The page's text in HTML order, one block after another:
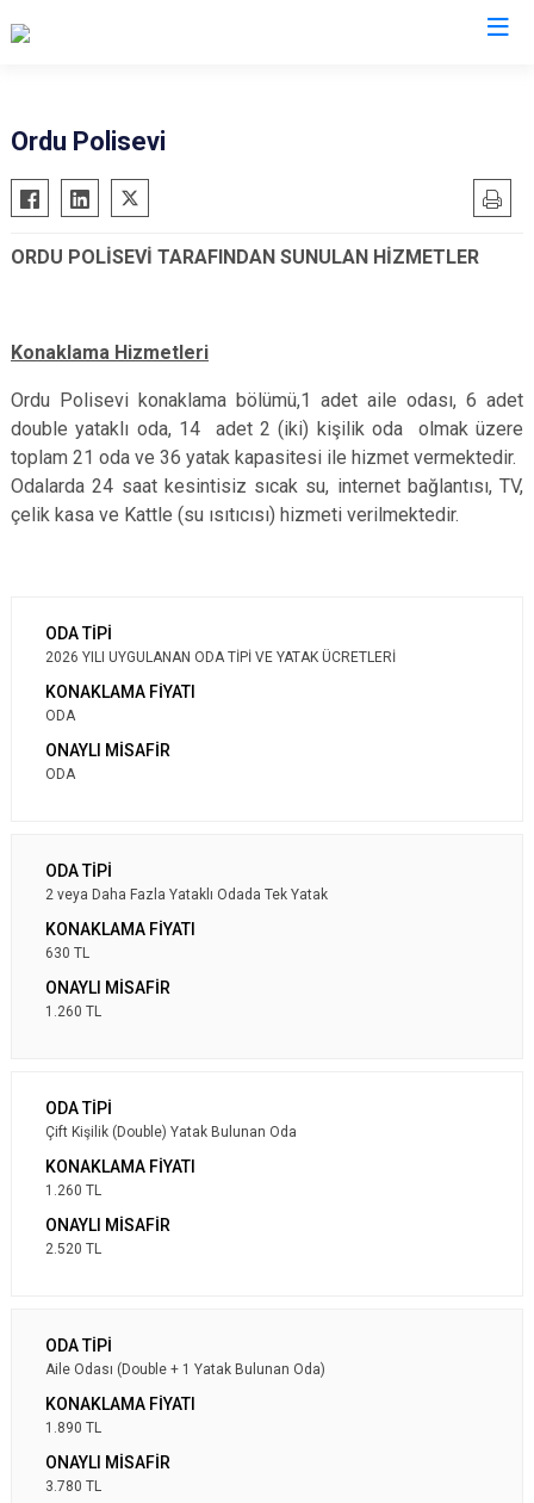
Ordu Polisevi
ORDU POLİSEVİ TARAFINDAN SUNULAN HİZMETLER
Konaklama Hizmetleri
Ordu Polisevi konaklama bölümü,1 adet aile odası, 6 adet
double yataklı oda, 14 adet 2 (iki) kişilik oda olmak üzere
toplam 21 oda ve 36 yatak kapasitesi ile hizmet vermektedir.
Odalarda 24 saat kesintisiz sıcak su, internet bağlantısı, TV,
çelik kasa ve Kattle (su ısıtıcısı) hizmeti verilmektedir.
2026 YILI UYGULANAN ODA TİPİ VE YATAK ÜCRETLERİ
ODA
ODA
2 veya Daha Fazla Yataklı Odada Tek Yatak
630 TL
1.260 TL
Çift Kişilik (Double) Yatak Bulunan Oda
1.260 TL
2.520 TL
Aile Odası (Double + 1 Yatak Bulunan Oda)
1.890 TL
3.780 TL